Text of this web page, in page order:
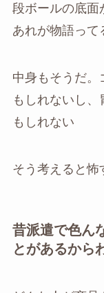
段ボールの底面
あれが物語って
中身もそうだ。
もしれないし
もしれない
そう考えると怖
昔派遣で色ん
とがあるから